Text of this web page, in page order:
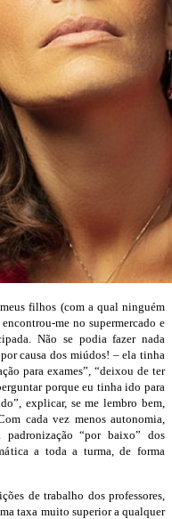
filhos (com a qual ninguém
me no supermercado e
Não se podia fazer nada
causa dos miúdos! – ela tinha
para exames”, “deixou de ter
porque eu tinha ido para
explicar, se me lembro bem,
cada vez menos autonomia,
padronização “por baixo” dos
a toda a turma, de forma
de trabalho dos professores,
taxa muito superior a qualquer